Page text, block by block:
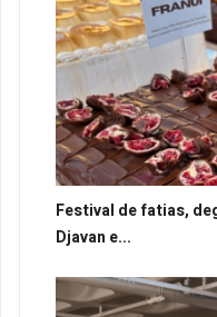
Festival de fatias,
Djavan e...